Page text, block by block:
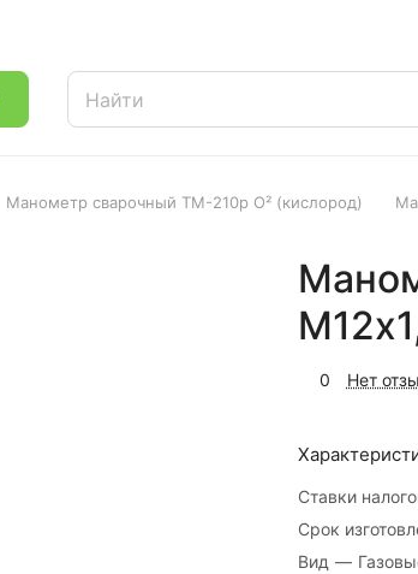
Манометр сварочный ТМ-210р О² (кислород)
0 Нет
Ставки
Срок
Вид —